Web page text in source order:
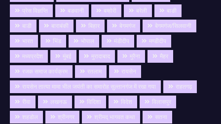
प्रेस विज्ञप्ति
बङवानी बम्होरी बरेली
बाङी
बाडी
बाराबंकी बिहार बेगमगंज
बेगमगंज/सिलवानी
भारत
भिंड भोपाल मंडीदीप
मण्डीदीप
मध्यप्रदेश
मुंबई मुरादाबाद मुरैना
मैहर
रजक समाज कार्यक्रम
रतलाम
रायसेन
रायसेन तात्या मामा भील जयंती का समारोह सुल्तानगंज में रखा गया
राहतगढ़
रीवा
लखनऊ विदिशा विदेश
विलासपुर
शहडोल
श्रीनगर श्रीमद् भागवत कथा
सतना